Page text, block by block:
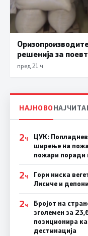
решенија за
пред 21 ч.
НАЈНОВО
2Ч
ЦУК:
ширење на
пожари поради
2Ч
Гори ниска
Лисиче и
2Ч
Бројот на
зголемен за
позиционира
дестинација